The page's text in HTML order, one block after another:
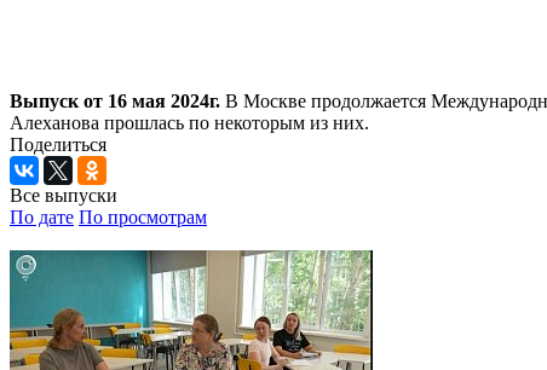
Выпуск от 16 мая 2024г. В Москве продолжается
Алеханова прошлась по некоторым из них.
Поделиться
Все выпуски
По дате По просмотрам